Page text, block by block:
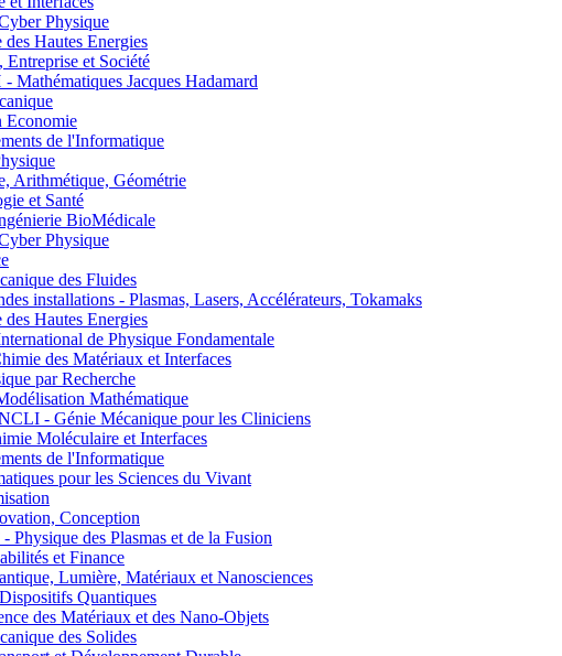
Physique
Hautes Energies
et Société
Jacques Hadamard
de l'Informatique
Arithmétique, Géométrie
et Santé
BioMédicale
Physique
des Fluides
installations - Plasmas, Lasers, Accélérateurs, Tokamaks
Hautes Energies
de Physique Fondamentale
des Matériaux et Interfaces
par Recherche
Mathématique
- Génie Mécanique pour les Cliniciens
Moléculaire et Interfaces
de l'Informatique
pour les Sciences du Vivant
Conception
des Plasmas et de la Fusion
et Finance
Lumière, Matériaux et Nanosciences
Quantiques
des Matériaux et des Nano-Objets
des Solides